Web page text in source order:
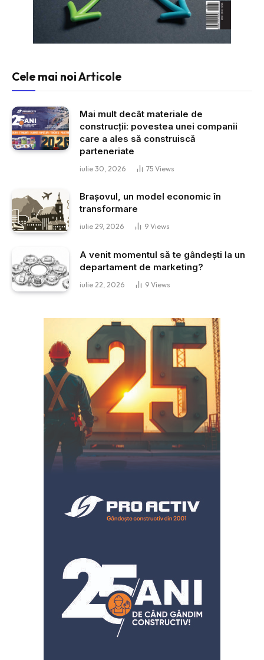
Cele mai noi Articole
Mai mult decât materiale de
construcții: povestea unei companii
care a ales să construiscă
parteneriate
iulie 30, 2026 75 Views
Brașovul, un model economic în
transformare
iulie 29, 2026 9 Views
A venit momentul să te gândești la un
departament de marketing?
iulie 22, 2026 9 Views